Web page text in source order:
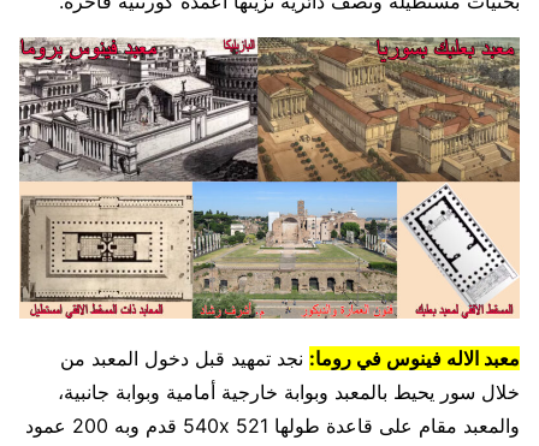
معبد الاله فينوس في روما: نجد تمهيد قبل دخول المعبد من
خلال سور يحيط بالمعبد وبوابة خارجية أمامية وبوابة جانبية،
والمعبد مقام على قاعدة طولها 540x 521 قدم وبه 200 عمود